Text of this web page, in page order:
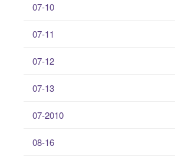
07-10
07-11
07-12
07-13
07-2010
08-16